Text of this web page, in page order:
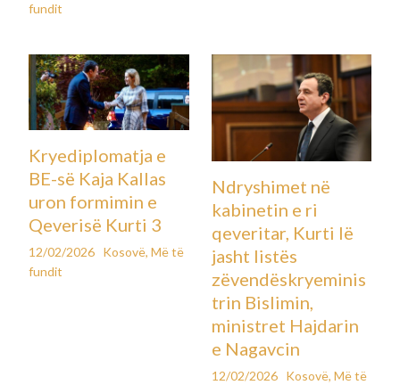
fundit
Kryediplomatja e
BE-së Kaja Kallas
uron formimin e
Qeverisë Kurti 3
12/02/2026 Kosovë,Më të
fundit
Ndryshimet në
kabinetin e ri
qeveritar, Kurti lë
jasht listës
zëvendëskryeminis
trin Bislimin,
ministret Hajdarin
e Nagavcin
12/02/2026 Kosovë, Më të